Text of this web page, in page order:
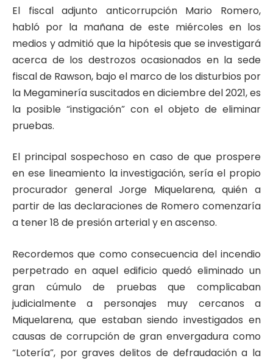
El fiscal adjunto anticorrupción Mario Romero,
habló por la mañana de este miércoles en los
medios y admitió que la hipótesis que se investigará
acerca de los destrozos ocasionados en la sede
fiscal de Rawson, bajo el marco de los disturbios por
la Megaminería suscitados en diciembre del 2021, es
la posible “instigación” con el objeto de eliminar
pruebas.
El principal sospechoso en caso de que prospere
en ese lineamiento la investigación, sería el propio
procurador general Jorge Miquelarena, quién a
partir de las declaraciones de Romero comenzaría
a tener 18 de presión arterial y en ascenso.
Recordemos que como consecuencia del incendio
perpetrado en aquel edificio quedó eliminado un
gran cúmulo de pruebas que complicaban
judicialmente a personajes muy cercanos a
Miquelarena, que estaban siendo investigados en
causas de corrupción de gran envergadura como
“Lotería”, por graves delitos de defraudación a la